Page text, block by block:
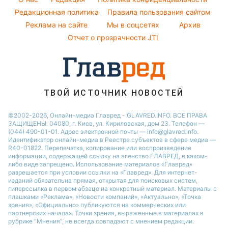
Максим Галкин
Настя Каменских
Напитки
Праздничное меню
Погода на завтра
Пылевая буря
Редакционная политика
Правила пользования сайтом
Реклама на сайте
Мы в соцсетях
Архив
Отчет о прозрачности JTI
ТВОЙ ИСТОЧНИК НОВОСТЕЙ
©2002-2026, Онлайн-медиа Главред - GLAVRED.INFO. ВСЕ ПРАВА
ЗАЩИЩЕНЫ. 04080, г. Киев, ул. Кириловская, дом 23. Телефон —
(044) 490-01-01. Адрес электронной почты — info@glavred.info.
Идентификатор онлайн-медиа в Реестре cубъектов в сфере медиа —
R40-01822. Перепечатка, копирование или воспроизведение
информации, содержащей ссылку на агенство ГЛАВРЕД, в каком-
либо виде запрещено. Использование материалов «Главред»
разрешается при условии ссылки на «Главред». Для интернет-
изданий обязательна прямая, открытая для поисковых систем,
гиперссылка в первом абзаце на конкретный материал. Материалы с
плашками «Реклама», «Новости компаний», «Актуально», «Точка
зрения», «Официально» публикуются на коммерческих или
партнерских началах. Точки зрения, выраженные в материалах в
рубрике "Мнения", не всегда совпадают с мнением редакции.